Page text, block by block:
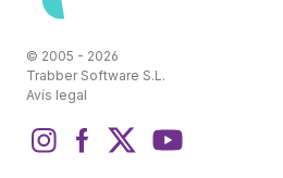
© 2005 - 2026
Trabber Software S.L.
Avís legal